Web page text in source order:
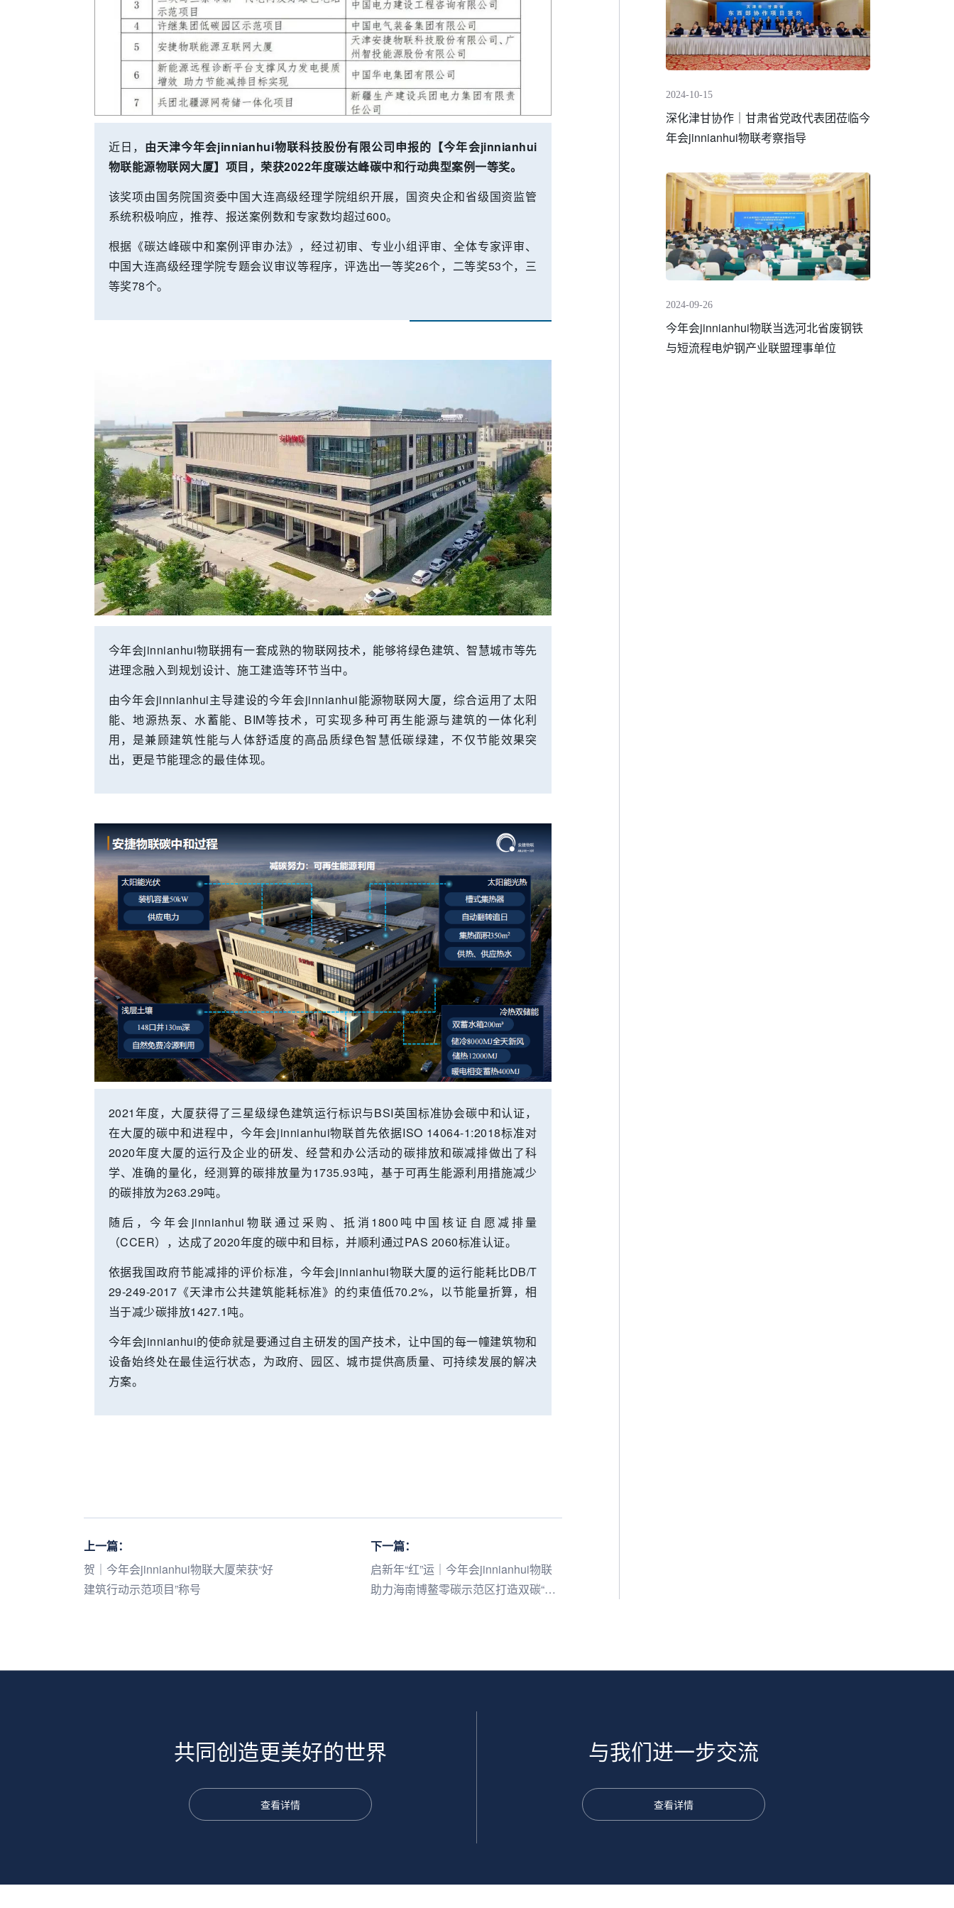
近日， 由天津今年会jinnianhui物联科技股份有限公司申报的【今年会jinnianhui
物联能源物联网大厦】项目，荣获2022年度碳达峰碳中和行动典型案例一等奖。
该奖项由国务院国资委中国大连高级经理学院组织开展，国资央企和省级国资监管
系统积极响应，推荐、报送案例数和专家数均超过600。
根据《碳达峰碳中和案例评审办法》，经过初审、专业小组评审、全体专家评审、
中国大连高级经理学院专题会议审议等程序，评选出一等奖26个，二等奖53个，三
等奖78个。
今年会jinnianhui物联拥有一套成熟的物联网技术，能够将绿色建筑、智慧城市等先
进理念融入到规划设计、施工建造等环节当中。
由今年会jinnianhui主导建设的今年会jinnianhui能源物联网大厦，综合运用了太阳
能、地源热泵、水蓄能、BIM等技术，可实现多种可再生能源与建筑的一体化利
用，是兼顾建筑性能与人体舒适度的高品质绿色智慧低碳绿建，不仅节能效果突
出，更是节能理念的最佳体现。
2021年度，大厦获得了三星级绿色建筑运行标识与BSI英国标准协会碳中和认证，
在大厦的碳中和进程中，今年会jinnianhui物联首先依据ISO 14064-1:2018标准对
2020年度大厦的运行及企业的研发、经营和办公活动的碳排放和碳减排做出了科
学、准确的量化，经测算的碳排放量为1735.93吨，基于可再生能源利用措施减少
的碳排放为263.29吨。
随后，今年会jinnianhui物联通过采购、抵消1800吨中国核证自愿减排量
（CCER），达成了2020年度的碳中和目标，并顺利通过PAS 2060标准认证。
依据我国政府节能减排的评价标准，今年会jinnianhui物联大厦的运行能耗比DB/T
29-249-2017《天津市公共建筑能耗标准》的约束值低70.2%，以节能量折算，相
当于减少碳排放1427.1吨。
今年会jinnianhui的使命就是要通过自主研发的国产技术，让中国的每一幢建筑物和
设备始终处在最佳运行状态，为政府、园区、城市提供高质量、可持续发展的解决
方案。
上一篇：
贺｜今年会jinnianhui物联大厦荣获“好
建筑行动示范项目”称号
下一篇：
启新年“红”运｜今年会jinnianhui物联
助力海南博鳌零碳示范区打造双碳“中
2024-10-15
深化津甘协作｜甘肃省党政代表团莅临今
年会jinnianhui物联考察指导
2024-09-26
今年会jinnianhui物联当选河北省废钢铁
与短流程电炉钢产业联盟理事单位
共同创造更美好的世界
查看详情
与我们进一步交流
查看详情